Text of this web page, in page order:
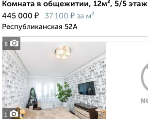
8
Комната в общежитии, 12м², 5/5 этаж
445 000 ₽ 37 100 ₽ за м²
Республиканская 52А
1